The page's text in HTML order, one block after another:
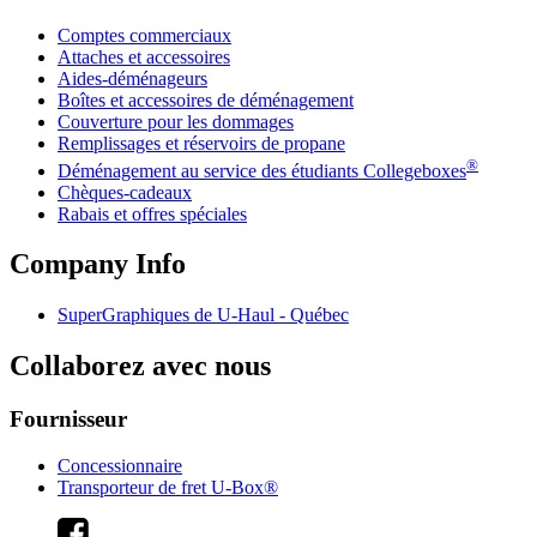
Comptes commerciaux
Attaches et accessoires
Aides-déménageurs
Boîtes et accessoires de déménagement
Couverture pour les dommages
Remplissages et réservoirs de propane
Déménagement au service des étudiants Collegeboxes®
Chèques-cadeaux
Rabais et offres spéciales
Company Info
SuperGraphiques de U-Haul - Québec
Collaborez avec nous
Fournisseur
Concessionnaire
Transporteur de fret U-Box®